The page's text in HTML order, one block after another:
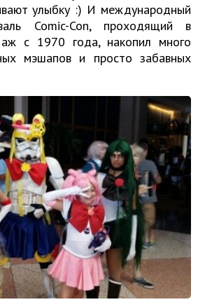
улыбку :) И международный
Comic-Con, проходящий в
с 1970 года, накопил много
мэшапов и просто забавных